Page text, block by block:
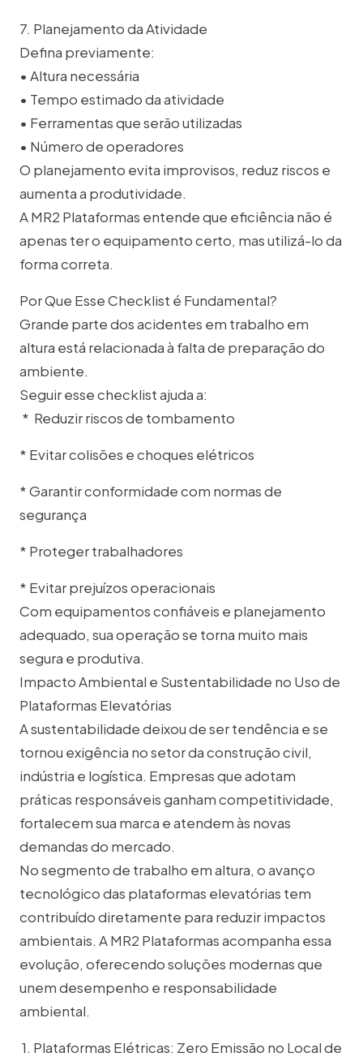
7. Planejamento da Atividade
Defina previamente:
• Altura necessária
• Tempo estimado da atividade
• Ferramentas que serão utilizadas
• Número de operadores
O planejamento evita improvisos, reduz riscos e
aumenta a produtividade.
A MR2 Plataformas entende que eficiência não é
apenas ter o equipamento certo, mas utilizá-lo da
forma correta.
Por Que Esse Checklist é Fundamental?
Grande parte dos acidentes em trabalho em
altura está relacionada à falta de preparação do
ambiente.
Seguir esse checklist ajuda a:
* Reduzir riscos de tombamento
* Evitar colisões e choques elétricos
* Garantir conformidade com normas de
segurança
* Proteger trabalhadores
* Evitar prejuízos operacionais
Com equipamentos confiáveis e planejamento
adequado, sua operação se torna muito mais
segura e produtiva.
Impacto Ambiental e Sustentabilidade no Uso de
Plataformas Elevatórias
A sustentabilidade deixou de ser tendência e se
tornou exigência no setor da construção civil,
indústria e logística. Empresas que adotam
práticas responsáveis ganham competitividade,
fortalecem sua marca e atendem às novas
demandas do mercado.
No segmento de trabalho em altura, o avanço
tecnológico das plataformas elevatórias tem
contribuído diretamente para reduzir impactos
ambientais. A MR2 Plataformas acompanha essa
evolução, oferecendo soluções modernas que
unem desempenho e responsabilidade
ambiental.
1. Plataformas Elétricas: Zero Emissão no Local de